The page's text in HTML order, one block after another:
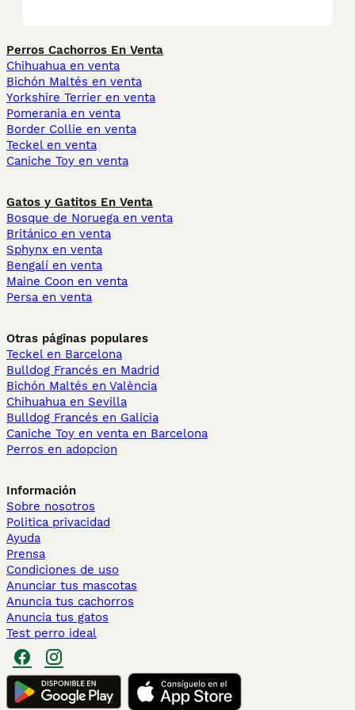
Perros Cachorros En Venta
Chihuahua en venta
Bichón Maltés en venta
Yorkshire Terrier en venta
Pomerania en venta
Border Collie en venta
Teckel en venta
Caniche Toy en venta
Gatos y Gatitos En Venta
Bosque de Noruega en venta
Británico en venta
Sphynx en venta
Bengalí en venta
Maine Coon en venta
Persa en venta
Otras páginas populares
Teckel en Barcelona
Bulldog Francés en Madrid
Bichón Maltés en València
Chihuahua en Sevilla
Bulldog Francés en Galicia
Caniche Toy en venta en Barcelona
Perros en adopcion
Información
Sobre nosotros
Politica privacidad
Ayuda
Prensa
Condiciones de uso
Anunciar tus mascotas
Anuncia tus cachorros
Anuncia tus gatos
Test perro ideal